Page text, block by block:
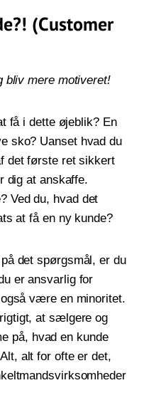
(Customer
bliv mere motiveret!
få i dette øjeblik? En
sko? Uanset hvad du
det første ret sikkert
dig at anskaffe.
Ved du, hvad det
at få en ny kunde?
det spørgsmål, er du
er ansvarlig for
være en minoritet.
at sælgere og
på, hvad en kunde
alt for ofte er det,